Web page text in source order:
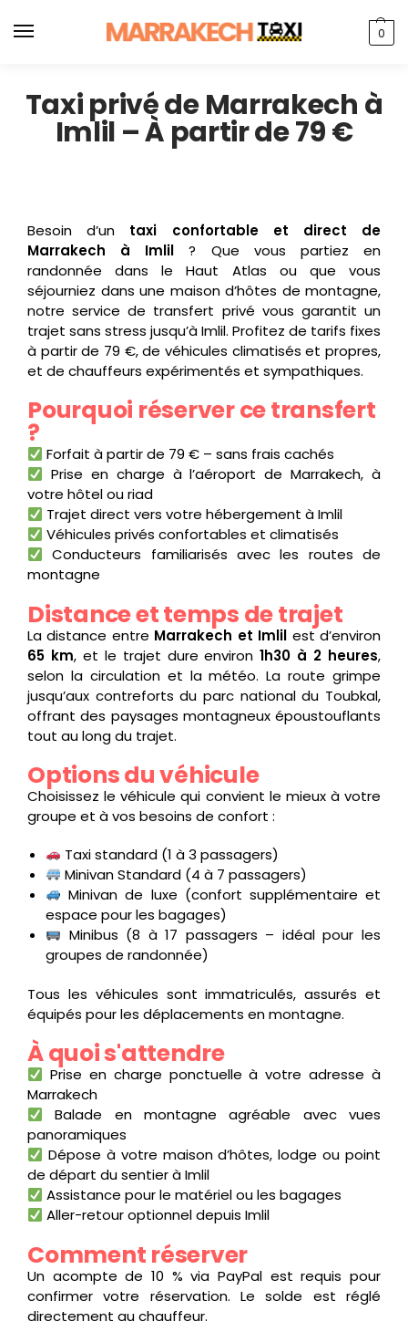
0
Taxi privé de Marrakech à
Imlil – À partir de 79 €
Besoin d’un taxi confortable et direct de
Marrakech à Imlil? Que vous partiez en
randonnée dans le Haut Atlas ou que vous
séjourniez dans une maison d’hôtes de montagne,
notre service de transfert privé vous garantit un
trajet sans stress jusqu’à Imlil. Profitez de tarifs fixes
à partir de 79 €, de véhicules climatisés et propres,
et de chauffeurs expérimentés et sympathiques.
Pourquoi réserver ce transfert
?
Forfait à partir de 79 € – sans frais cachés
Prise en charge à l’aéroport de Marrakech, à
votre hôtel ou riad
Trajet direct vers votre hébergement à Imlil
Véhicules privés confortables et climatisés
Conducteurs familiarisés avec les routes de
montagne
Distance et temps de trajet
La distance entre Marrakech et Imlil est d’environ
65 km, et le trajet dure environ1h30 à 2 heures,
selon la circulation et la météo. La route grimpe
jusqu’aux contreforts du parc national du Toubkal,
offrant des paysages montagneux époustouflants
tout au long du trajet.
Options du véhicule
Choisissez le véhicule qui convient le mieux à votre
groupe et à vos besoins de confort :
Taxi standard (1 à 3 passagers)
Minivan Standard (4 à 7 passagers)
Minivan de luxe (confort supplémentaire et
espace pour les bagages)
Minibus (8 à 17 passagers – idéal pour les
groupes de randonnée)
Tous les véhicules sont immatriculés, assurés et
équipés pour les déplacements en montagne.
À quoi s'attendre
Prise en charge ponctuelle à votre adresse à
Marrakech
Balade en montagne agréable avec vues
panoramiques
Dépose à votre maison d’hôtes, lodge ou point
de départ du sentier à Imlil
Assistance pour le matériel ou les bagages
Aller-retour optionnel depuis Imlil
Comment réserver
Un acompte de 10 % via PayPal est requis pour
confirmer votre réservation. Le solde est réglé
directement au chauffeur.